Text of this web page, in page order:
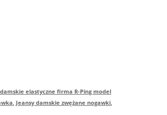
damskie elastyczne firma R-Ping model
Jeansy damskie zwężane nogawki